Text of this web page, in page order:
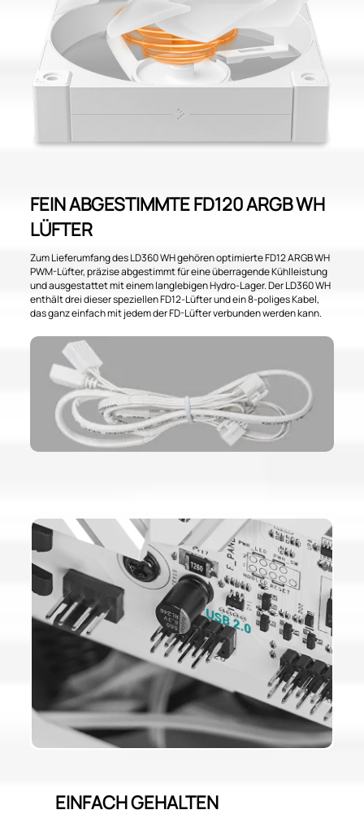
FEIN ABGESTIMMTE FD120 ARGB WH
LÜFTER
Zum Lieferumfang des LD360 WH gehören optimierte FD12 ARGB WH
PWM-Lüfter, präzise abgestimmt für eine überragende Kühlleistung
und ausgestattet mit einem langlebigen Hydro-Lager. Der LD360 WH
enthält drei dieser speziellen FD12-Lüfter und ein 8-poliges Kabel,
das ganz einfach mit jedem der FD-Lüfter verbunden werden kann.
EINFACH GEHALTEN